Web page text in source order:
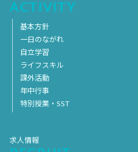
ACTIVITY
基本方針
一日のながれ
自立学習
ライフスキル
課外活動
年中行事
特別授業・SST
求人情報